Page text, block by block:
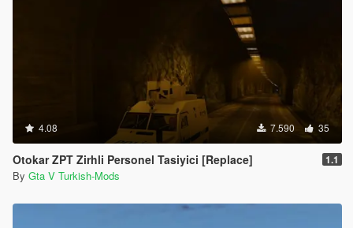
4.08 7.590 35
Otokar ZPT Zirhli Personel Tasiyici [Replace] 1.1
By Gta V Turkish-Mods